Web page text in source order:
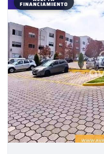
FINANCIAMIENTO